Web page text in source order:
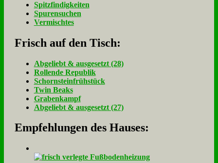
Spitzfindigkeiten
Spurensuchen
Vermischtes
Frisch auf den Tisch:
Ab­ge­liebt & aus­ge­setzt (28)
Rol­len­de Re­pu­blik
Schorn­stein­früh­stück
Twin Beaks
Gra­ben­kampf
Ab­ge­liebt & aus­ge­setzt (27)
Empfehlungen des Hauses: